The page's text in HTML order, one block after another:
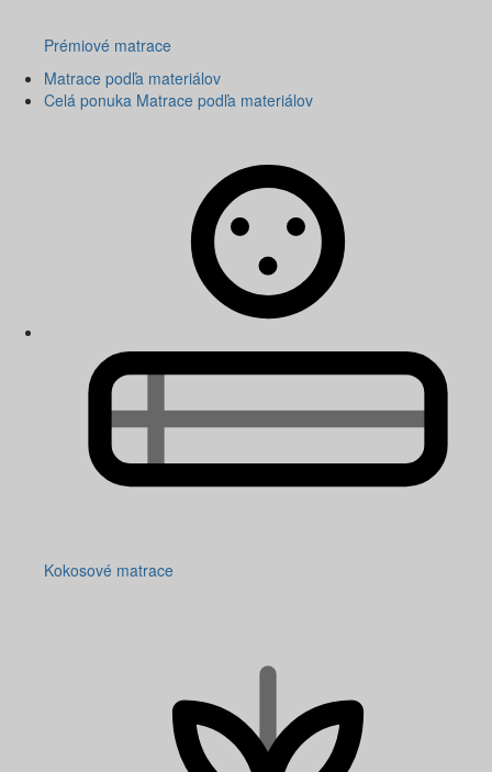
Prémiové matrace
Matrace podľa materiálov
Celá ponuka Matrace podľa materiálov
Kokosové matrace